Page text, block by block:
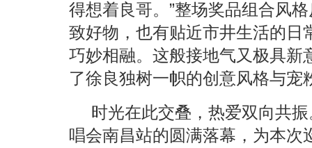
得想着良哥。”整场奖品组合风
致好物，也有贴近市井生活的日
巧妙相融。这般接地气又极具新
了徐良独树一帜的创意风格与宠
时光在此交叠，热爱双向共
唱会南昌站的圆满落幕，为本次